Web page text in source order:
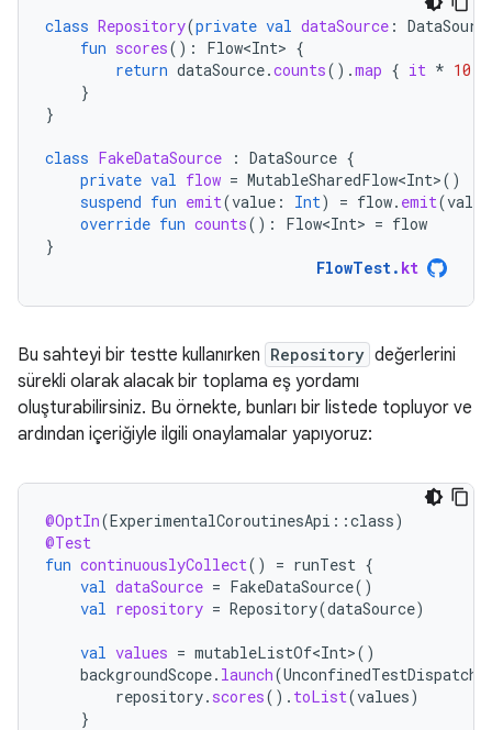
class Repository(private val dataSource :
fun scores(): Flow<Int> {
return dataSource.counts().map { it * 10
}
}
class FakeDataSource : DataSource {
private val flow = MutableSharedFlow<Int>()
suspend fun emit(value : Int) = flow. emit(value
override fun counts(): Flow<Int> = flow
}
FlowTest. kt
Bu sahteyi bir testte kullanırken Repository değerlerini
sürekli olarak alacak bir toplama eş yordamı
oluşturabilirsiniz. Bu örnekte, bunları bir listede topluyor ve
ardından içeriğiyle ilgili onaylamalar yapıyoruz:
@OptIn(ExperimentalCoroutinesApi ::class)
@Test
fun continuouslyCollect() = runTest {
val dataSource = FakeDataSource()
val repository = Repository(dataSource)
val values = mutableListOf<Int>()
backgroundScope. launch(
repository. scores(). toList(values)
}